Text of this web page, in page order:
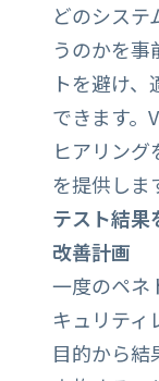
どのシス
うのかを事
トを避け
できます。
ヒアリン
を提供しま
テスト結果
改善計画
一度のペネ
キュリティ
目的から結